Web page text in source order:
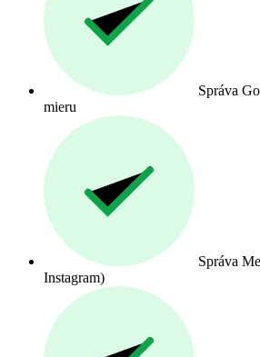
Správa
mieru
Správa
Instagram)